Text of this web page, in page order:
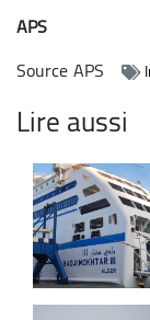
APS
SourceAPS
Lire aussi